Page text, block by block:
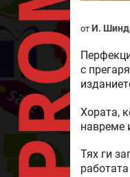
от И.
с
Хората,
навреме
Тях ги